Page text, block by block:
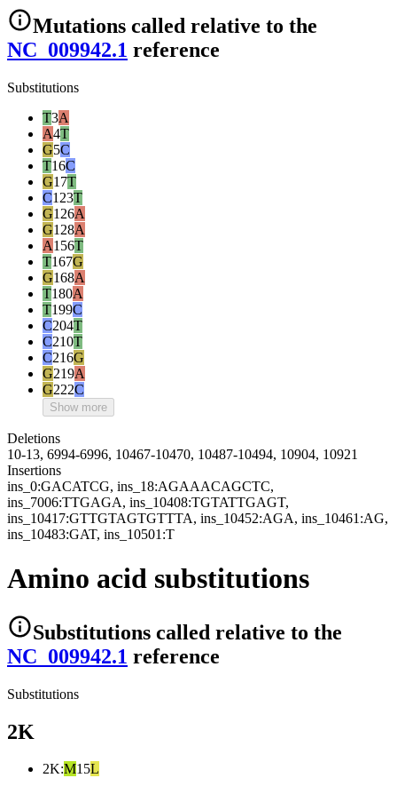
Mutations called relative to the
NC_009942.1 reference
Substitutions
T3A
A4T
G5C
T16C
G17T
C123T
G126A
G128A
A156T
T167G
G168A
T180A
T199C
C204T
C210T
C216G
G219A
G222C
Show more
Deletions
10-13, 6994-6996, 10467-10470, 10487-10494, 10904, 10921
Insertions
ins_0:GACATCG, ins_18:AGAAACAGCTC,
ins_7006:TTGAGA, ins_10408:TGTATTGAGT,
ins_10417:GTTGTAGTGTTTA, ins_10452:AGA, ins_10461:AG,
ins_10483:GAT, ins_10501:T
Amino acid substitutions
Substitutions called relative to the
NC_009942.1 reference
Substitutions
2K
2K:M15L